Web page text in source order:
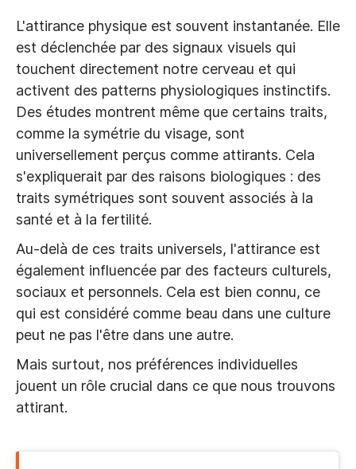
L'attirance physique est souvent instantanée. Elle
est déclenchée par des signaux visuels qui
touchent directement notre cerveau et qui
activent des patterns physiologiques instinctifs.
Des études montrent même que certains traits,
comme la symétrie du visage, sont
universellement perçus comme attirants. Cela
s'expliquerait par des raisons biologiques : des
traits symétriques sont souvent associés à la
santé et à la fertilité.
Au-delà de ces traits universels, l'attirance est
également influencée par des facteurs culturels,
sociaux et personnels. Cela est bien connu, ce
qui est considéré comme beau dans une culture
peut ne pas l'être dans une autre.
Mais surtout, nos préférences individuelles
jouent un rôle crucial dans ce que nous trouvons
attirant.